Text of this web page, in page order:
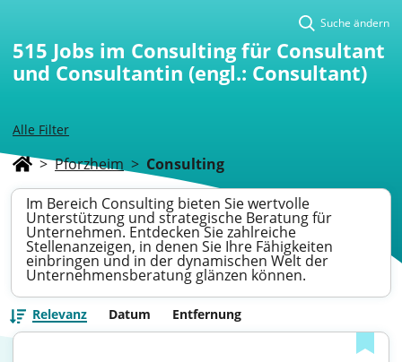
Alle Filter
Suche ändern
515 Jobs im Consulting für Consultant
und Consultantin (engl.: Consultant)
> Pforzheim > Consulting
Im Bereich Consulting bieten Sie wertvolle
Unterstützung und strategische Beratung für
Unternehmen. Entdecken Sie zahlreiche
Stellenanzeigen, in denen Sie Ihre Fähigkeiten
einbringen und in der dynamischen Welt der
Unternehmensberatung glänzen können.
Relevanz Datum Entfernung